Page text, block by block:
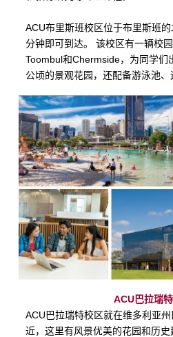
ACU布里斯班校区位于布里斯班
分钟即可到达。 该校区有一辆校
Toombul和Chermside，为同学们
公顷的景观花园，还配备游泳池、
ACU巴拉瑞
ACU巴拉瑞特校区就在维多利亚
近，这里有风景优美的花园和历